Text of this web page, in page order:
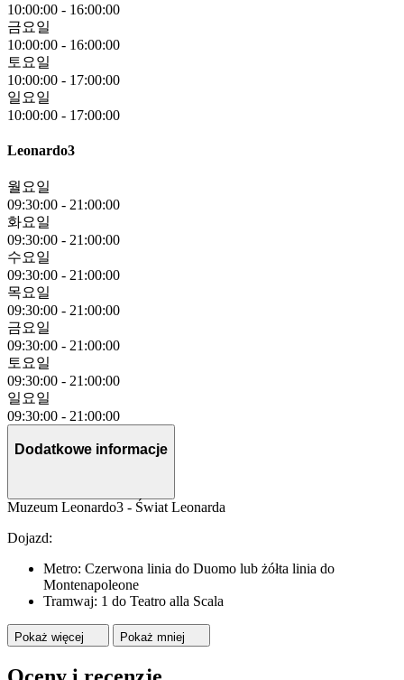
10:00:00 - 16:00:00
금요일
10:00:00 - 16:00:00
토요일
10:00:00 - 17:00:00
일요일
10:00:00 - 17:00:00
Leonardo3
월요일
09:30:00 - 21:00:00
화요일
09:30:00 - 21:00:00
수요일
09:30:00 - 21:00:00
목요일
09:30:00 - 21:00:00
금요일
09:30:00 - 21:00:00
토요일
09:30:00 - 21:00:00
일요일
09:30:00 - 21:00:00
Dodatkowe informacje
Muzeum Leonardo3 - Świat Leonarda
Dojazd:
Metro: Czerwona linia do Duomo lub żółta linia do
Montenapoleone
Tramwaj: 1 do Teatro alla Scala
Pokaż więcej Pokaż mniej